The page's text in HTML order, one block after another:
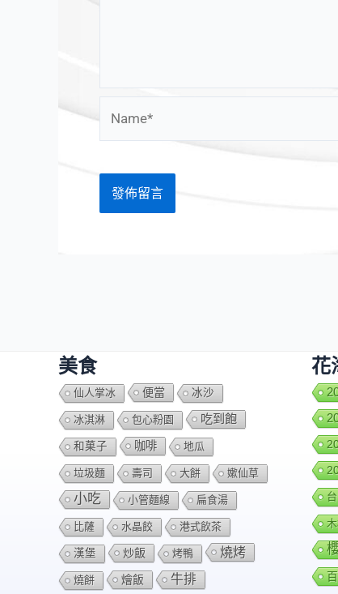
美食
仙人掌冰 便當 冰沙
冰淇淋 包心粉園 吃到飽
和菓子 咖啡 地瓜
垃圾麵 壽司 大餅 嫰仙草
小吃 小管麵線 扁食湯
比薩 水晶餃 港式飲茶
漢堡 炒飯 烤鴨 燒烤
燒餅 燴飯 牛排
花